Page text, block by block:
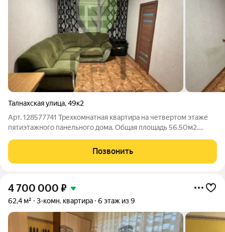
Талнахская улица,49к2
Арт. 128577741 Трехкомнатная квартира на четвертом этаже
пятиэтажного панельного дома. Общая площадь 56.50м2.
проходным залом. Окна установлены пластиковые. Сан узел
совмещен, сан техника в
Позвонить
4 700 000 ₽
62,4 м² 3-комн. квартира 6 этаж из 9